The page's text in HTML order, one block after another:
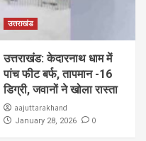
उत्तराखंड
उत्तराखंड: केदारनाथ धाम में
पांच फीट बर्फ, तापमान -16
डिग्री, जवानों ने खोला रास्ता
aajuttarakhand
January 28, 2026 0